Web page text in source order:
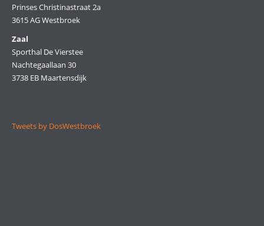
Prinses Christinastraat 2a
3615 AG Westbroek
Zaal
Sporthal De Vierstee
Nachtegaallaan 30
3738 EB Maartensdijk
Tweets by DosWestbroek